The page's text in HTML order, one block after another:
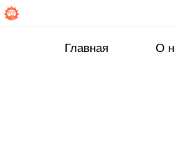
Главная О